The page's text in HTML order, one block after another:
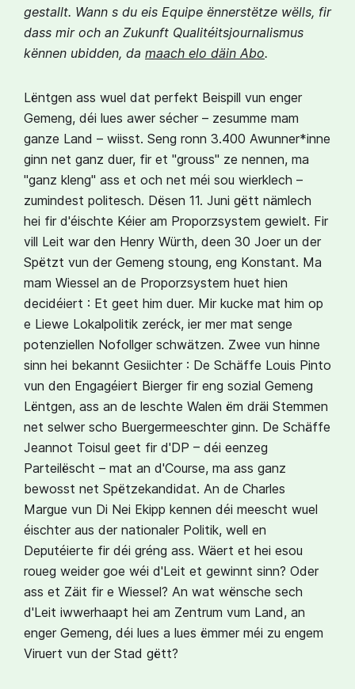
gestallt. Wann s du eis Equipe ënnerstëtze wëlls, fir
dass mir och an Zukunft Qualitéitsjournalismus
kënnen ubidden, da maach elo däin Abo.
Lëntgen ass wuel dat perfekt Beispill vun enger
Gemeng, déi lues awer sécher – zesumme mam
ganze Land – wiisst. Seng ronn 3.400 Awunner*inne
ginn net ganz duer, fir et "grouss" ze nennen, ma
"ganz kleng" ass et och net méi sou wierklech –
zumindest politesch. Dësen 11. Juni gëtt nämlech
hei fir d'éischte Kéier am Proporzsystem gewielt. Fir
vill Leit war den Henry Würth, deen 30 Joer un der
Spëtzt vun der Gemeng stoung, eng Konstant. Ma
mam Wiessel an de Proporzsystem huet hien
decidéiert : Et geet him duer. Mir kucke mat him op
e Liewe Lokalpolitik zeréck, ier mer mat senge
potenziellen Nofollger schwätzen. Zwee vun hinne
sinn hei bekannt Gesiichter : De Schäffe Louis Pinto
vun den Engagéiert Bierger fir eng sozial Gemeng
Lëntgen, ass an de leschte Walen ëm dräi Stemmen
net selwer scho Buergermeeschter ginn. De Schäffe
Jeannot Toisul geet fir d'DP – déi eenzeg
Parteilëscht – mat an d'Course, ma ass ganz
bewosst net Spëtzekandidat. An de Charles
Margue vun Di Nei Ekipp kennen déi meescht wuel
éischter aus der nationaler Politik, well en
Deputéierte fir déi gréng ass. Wäert et hei esou
roueg weider goe wéi d'Leit et gewinnt sinn? Oder
ass et Zäit fir e Wiessel? An wat wënsche sech
d'Leit iwwerhaapt hei am Zentrum vum Land, an
enger Gemeng, déi lues a lues ëmmer méi zu engem
Viruert vun der Stad gëtt?